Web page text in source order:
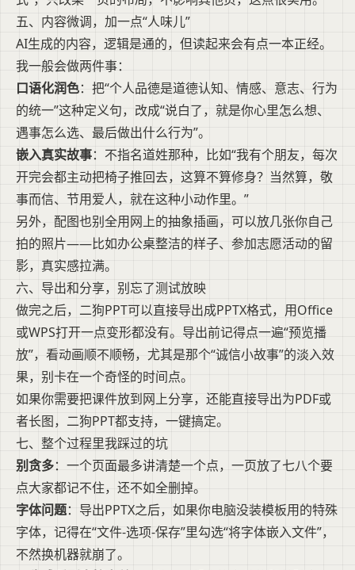
五、内容微调，加一点“人味儿”
AI生成的内容，逻辑是通的，但读起来会有点一本正经。
我一般会做两件事：
口语化润色：把“个人品德是道德认知、情感、意志、行为
的统一”这种定义句，改成“说白了，就是你心里怎么想、
遇事怎么选、最后做出什么行为”。
嵌入真实故事：不指名道姓那种，比如“我有个朋友，每次
开完会都主动把椅子推回去，这算不算修身？当然算，敬
事而信、节用爱人，就在这种小动作里。”
另外，配图也别全用网上的抽象插画，可以放几张你自己
拍的照片——比如办公桌整洁的样子、参加志愿活动的留
影，真实感拉满。
六、导出和分享，别忘了测试放映
做完之后，二狗PPT可以直接导出成PPTX格式，用Office
或WPS打开一点变形都没有。导出前记得点一遍“预览播
放”，看动画顺不顺畅，尤其是那个“诚信小故事”的淡入效
果，别卡在一个奇怪的时间点。
如果你需要把课件放到网上分享，还能直接导出为PDF或
者长图，二狗PPT都支持，一键搞定。
七、整个过程里我踩过的坑
别贪多：一个页面最多讲清楚一个点，一页放了七八个要
点大家都记不住，还不如全删掉。
字体问题：导出PPTX之后，如果你电脑没装模板用的特殊
字体，记得在“文件-选项-保存”里勾选“将字体嵌入文件”，
不然换机器就崩了。